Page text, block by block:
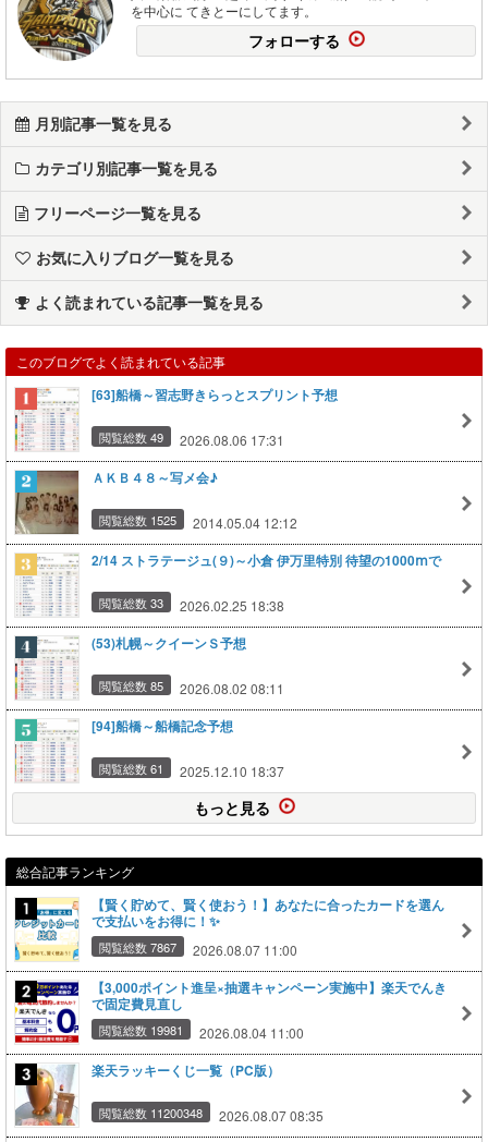
を中心に てきとーにしてます。
フォローする
月別記事一覧を見る
カテゴリ別記事一覧を見る
フリーページ一覧を見る
お気に入りブログ一覧を見る
よく読まれている記事一覧を見る
このブログでよく読まれている記事
[63]船橋～習志野きらっとスプリント予想
閲覧総数 49 2026.08.06 17:31
ＡＫＢ４８～写メ会♪
閲覧総数 1525 2014.05.04 12:12
2/14 ストラテージュ(９)～小倉 伊万里特別 待望の1000ⅿで
閲覧総数 33 2026.02.25 18:38
(53)札幌～クイーンＳ予想
閲覧総数 85 2026.08.02 08:11
[94]船橋～船橋記念予想
閲覧総数 61 2025.12.10 18:37
もっと見る
総合記事ランキング
【賢く貯めて、賢く使おう！】あなたに合ったカードを選ん
で支払いをお得に！✨
閲覧総数 7867 2026.08.07 11:00
【3,000ポイント進呈×抽選キャンペーン実施中】楽天でんき
で固定費見直し
閲覧総数 19981 2026.08.04 11:00
楽天ラッキーくじ一覧（PC版）
閲覧総数 11200348 2026.08.07 08:35